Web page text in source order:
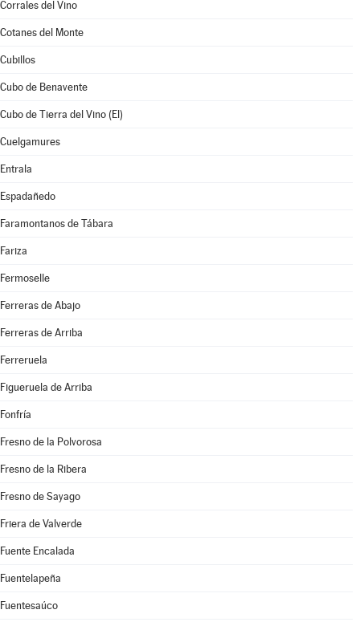
Corrales del Vino
Cotanes del Monte
Cubillos
Cubo de Benavente
Cubo de Tierra del Vino (El)
Cuelgamures
Entrala
Espadañedo
Faramontanos de Tábara
Fariza
Fermoselle
Ferreras de Abajo
Ferreras de Arriba
Ferreruela
Figueruela de Arriba
Fonfría
Fresno de la Polvorosa
Fresno de la Ribera
Fresno de Sayago
Friera de Valverde
Fuente Encalada
Fuentelapeña
Fuentesaúco